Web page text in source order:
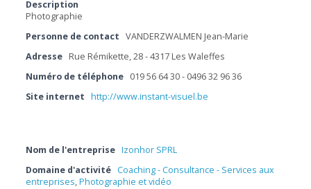
Description
Photographie
Personne de contact VANDERZWALMEN Jean-Marie
Adresse Rue Rémikette, 28 - 4317 Les Waleffes
Numéro de téléphone 019 56 64 30 - 0496 32 96 36
Site internet http://www.instant-visuel.be
Nom de l'entreprise Izonhor SPRL
Domaine d'activité Coaching - Consultance - Services aux
entreprises,Photographie et vidéo